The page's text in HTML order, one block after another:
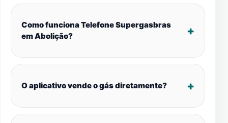
Como funciona Telefone Supergasbras
em Abolição?
O aplicativo vende o gás diretamente?